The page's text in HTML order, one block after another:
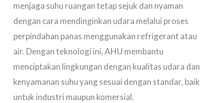
menjaga suhu ruangan tetap sejuk dan nyaman
dengan cara mendinginkan udara melalui proses
perpindahan panas menggunakan refrigerant atau
air. Dengan teknologi ini, AHU membantu
menciptakan lingkungan dengan kualitas udara dan
kenyamanan suhu yang sesuai dengan standar, baik
untuk industri maupun komersial.